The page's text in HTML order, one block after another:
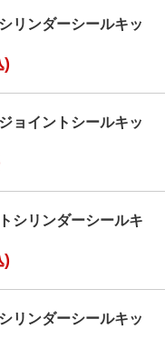
リンダーシールキッ
)
ョイントシールキッ
シリンダーシールキ
)
リンダーシールキッ